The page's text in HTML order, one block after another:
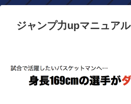
ジャンプ力upマニュアル